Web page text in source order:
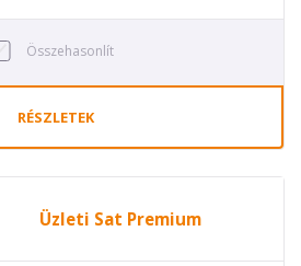
Összehasonlít
RÉSZLETEK
Üzleti Sat Premium